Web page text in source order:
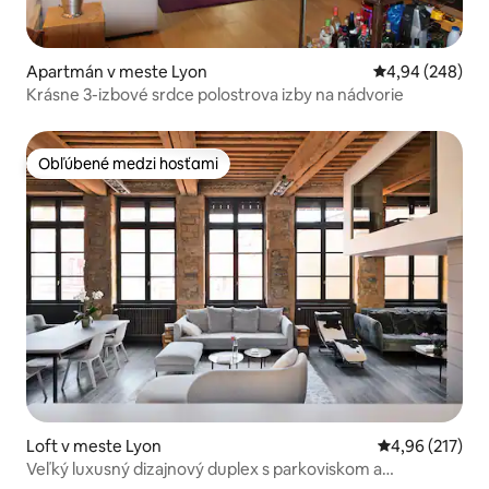
Apartmán v meste Lyon Priemerné
4,94 (248)
Krásne 3-izbové srdce polostrova izby na nádvorie
Obľúbené medzi hosťami
Obľúbené medzi hosťami
Loft v meste Lyon Priemerné
4,96 (217)
Veľký luxusný dizajnový duplex s parkoviskom a